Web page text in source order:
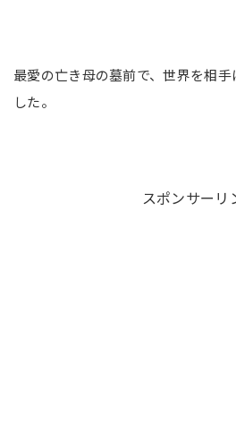
最愛の亡き母の墓前で、世界を相
した。
スポンサーリ